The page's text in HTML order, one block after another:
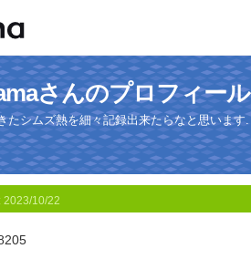
さんのプロフィール
たシムズ熱を細々記録出来たらなと思います.
2023/10/22